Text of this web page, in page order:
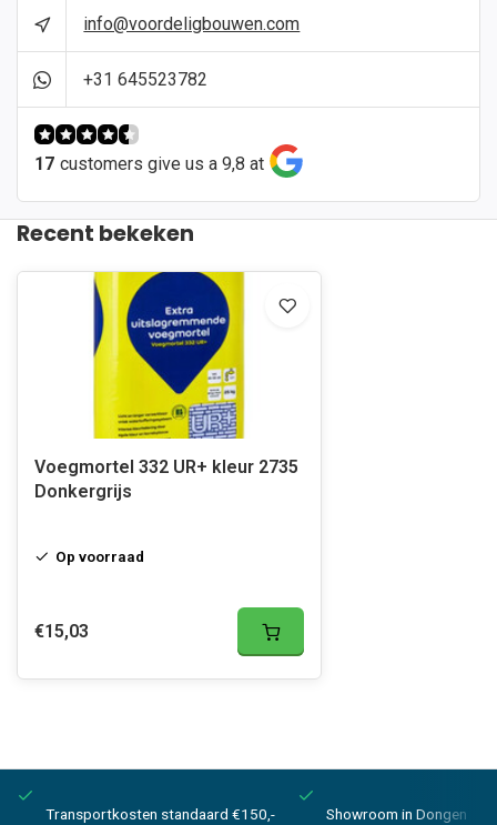
info@voordeligbouwen.com
+31 645523782
17 customers give us a 9,8 at
Recent bekeken
Voegmortel 332 UR+ kleur 2735
Donkergrijs
Op voorraad
€15,03
Transportkosten standaard €150,- Showroom in Dongen